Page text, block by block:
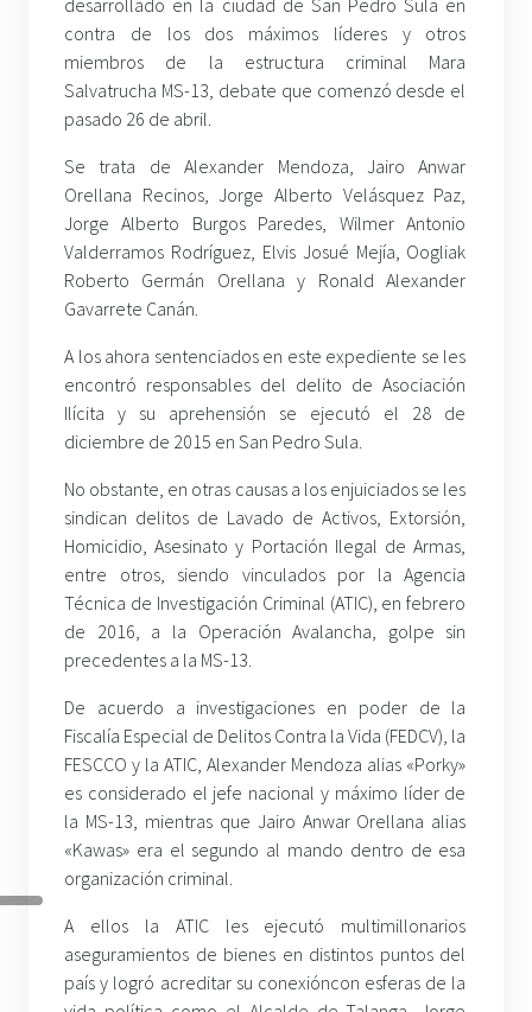
desarrollado en la ciudad de San Pedro Sula en
contra de los dos máximos líderes y otros
miembros de la estructura criminal Mara
Salvatrucha MS-13, debate que comenzó desde el
pasado 26 de abril.
Se trata de Alexander Mendoza, Jairo Anwar
Orellana Recinos, Jorge Alberto Velásquez Paz,
Jorge Alberto Burgos Paredes, Wilmer Antonio
Valderramos Rodríguez, Elvis Josué Mejía, Oogliak
Roberto Germán Orellana y Ronald Alexander
Gavarrete Canán.
A los ahora sentenciados en este expediente se les
encontró responsables del delito de Asociación
Ilícita y su aprehensión se ejecutó el 28 de
diciembre de 2015 en San Pedro Sula.
No obstante, en otras causas a los enjuiciados se les
sindican delitos de Lavado de Activos, Extorsión,
Homicidio, Asesinato y Portación Ilegal de Armas,
entre otros, siendo vinculados por la Agencia
Técnica de Investigación Criminal (ATIC), en febrero
de 2016, a la Operación Avalancha, golpe sin
precedentes a la MS-13.
De acuerdo a investigaciones en poder de la
Fiscalía Especial de Delitos Contra la Vida (FEDCV), la
FESCCO y la ATIC, Alexander Mendoza alias «Porky»
es considerado el jefe nacional y máximo líder de
la MS-13, mientras que Jairo Anwar Orellana alias
«Kawas» era el segundo al mando dentro de esa
organización criminal.
A ellos la ATIC les ejecutó multimillonarios
aseguramientos de bienes en distintos puntos del
país y logró acreditar su conexióncon esferas de la